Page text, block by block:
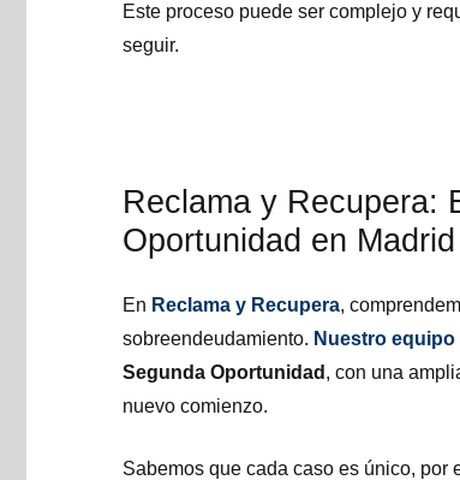
Este proceso puede ser complejo y
seguir.
Reclama y Recupera:
Oportunidad en Madrid
En Reclama y Recupera,
sobreendeudamiento. Nuestro equipo
Segunda Oportunidad , con una
nuevo comienzo.
Sabemos que cada caso es único, por